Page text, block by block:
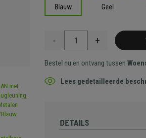
Blauw Geel
- +
Bestel nu en ontvang tussen
Lees gedetailleerde
DETAILS